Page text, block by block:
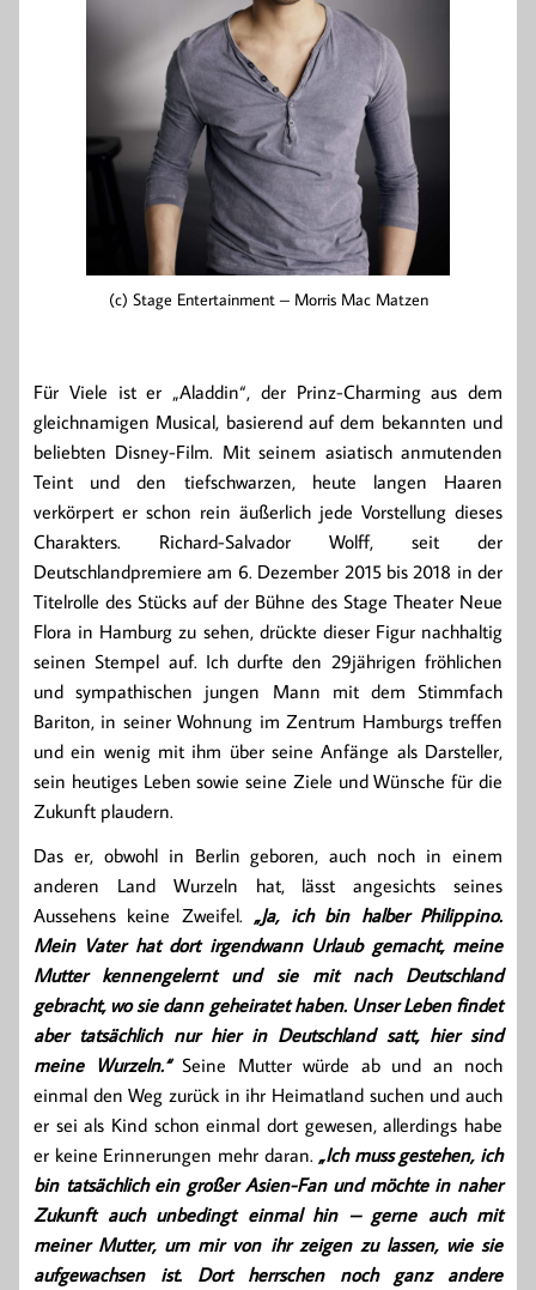
(c) Stage Entertainment – Morris Mac Matzen
Für Viele ist er „Aladdin“, der Prinz-Charming aus dem
gleichnamigen Musical, basierend auf dem bekannten und
beliebten Disney-Film. Mit seinem asiatisch anmutenden
Teint und den tiefschwarzen, heute langen Haaren
verkörpert er schon rein äußerlich jede Vorstellung dieses
Charakters. Richard-Salvador Wolff, seit der
Deutschlandpremiere am 6. Dezember 2015 bis 2018 in der
Titelrolle des Stücks auf der Bühne des Stage Theater Neue
Flora in Hamburg zu sehen, drückte dieser Figur nachhaltig
seinen Stempel auf. Ich durfte den 29jährigen fröhlichen
und sympathischen jungen Mann mit dem Stimmfach
Bariton, in seiner Wohnung im Zentrum Hamburgs treffen
und ein wenig mit ihm über seine Anfänge als Darsteller,
sein heutiges Leben sowie seine Ziele und Wünsche für die
Zukunft plaudern.
Das er, obwohl in Berlin geboren, auch noch in einem
anderen Land Wurzeln hat, lässt angesichts seines
Aussehens keine Zweifel. „Ja, ich bin halber Philippino.
Mein Vater hat dort irgendwann Urlaub gemacht, meine
Mutter kennengelernt und sie mit nach Deutschland
gebracht, wo sie dann geheiratet haben. Unser Leben findet
aber tatsächlich nur hier in Deutschland satt, hier sind
meine Wurzeln.“ Seine Mutter würde ab und an noch
einmal den Weg zurück in ihr Heimatland suchen und auch
er sei als Kind schon einmal dort gewesen, allerdings habe
er keine Erinnerungen mehr daran. „Ich muss gestehen, ich
bin tatsächlich ein großer Asien-Fan und möchte in naher
Zukunft auch unbedingt einmal hin – gerne auch mit
meiner Mutter, um mir von ihr zeigen zu lassen, wie sie
aufgewachsen ist. Dort herrschen noch ganz andere